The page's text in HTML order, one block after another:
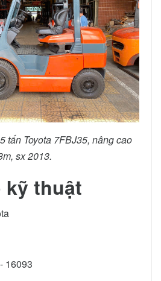
tấn Toyota 7FBJ35, nâng cao
sx 2013.
kỹ thuật
16093